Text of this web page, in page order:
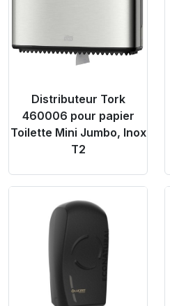
Distributeur Tork
460006 pour papier
Toilette Mini Jumbo, Inox
T2
Product Link